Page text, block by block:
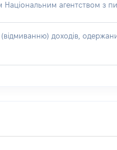
агентством з
(відмиванню) доходів,